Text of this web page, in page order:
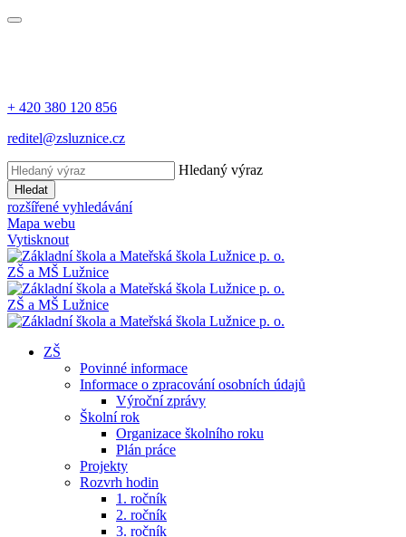
+ 420 380 120 856
reditel@zsluznice.cz
Hledaný výraz
Hledat
rozšířené vyhledávání
Mapa webu
Vytisknout
ZŠ a MŠ Lužnice
ZŠ a MŠ Lužnice
ZŠ
Povinné informace
Informace o zpracování osobních údajů
Výroční zprávy
Školní rok
Organizace školního roku
Plán práce
Projekty
Rozvrh hodin
1. ročník
2. ročník
3. ročník